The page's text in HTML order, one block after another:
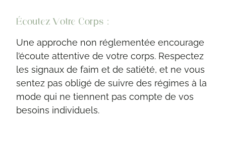
Écoutez Votre Corps :
Une approche non réglementée encourage
l’écoute attentive de votre corps. Respectez
les signaux de faim et de satiété, et ne vous
sentez pas obligé de suivre des régimes à la
mode qui ne tiennent pas compte de vos
besoins individuels.